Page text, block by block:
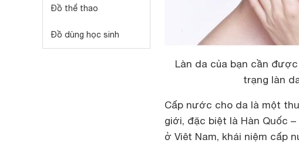
Đồ thể thao
Đồ dùng học sinh
Làn da của bạn cần
trạng làn
Cấp nước cho da là một
giới, đặc biệt là Hàn Quốc
ở Viêt Nam, khái niệm cấp